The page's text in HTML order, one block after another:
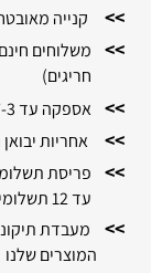
>> קנייה
>>
חריגים)
>> אספקה עד 7-3 ימי עסקים בכפוף למלאי
>> אחריות
>>
פריסת
עד 12 תשלומים ללא ריבית
>>
מעבדת
המוצרים שלנו